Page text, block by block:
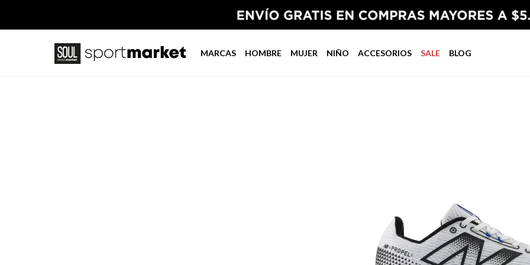
MARCAS HOMBRE MUJER NIÑO ACCESORIOS SALE BLOG